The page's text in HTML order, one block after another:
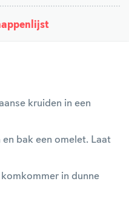
kruiden in een
bak een omelet. Laat
in dunne